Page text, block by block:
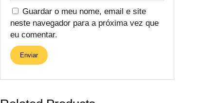
Guardar o meu nome, email e site
neste navegador para a próxima vez que
eu comentar.